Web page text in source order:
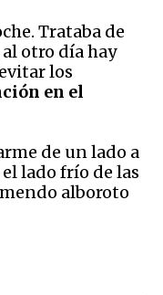
Trataba de
otro día hay
los
en el
de un lado a
lado frío de las
alboroto